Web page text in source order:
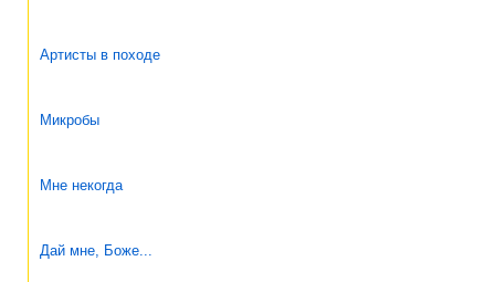
Артисты в походе
Микробы
Мне некогда
Дай мне, Боже...